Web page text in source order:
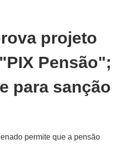
projeto
Pensão";
para sanção
permite que a pensão